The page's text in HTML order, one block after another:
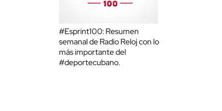
#Esprint100: Resumen
semanal de Radio Reloj con lo
más importante del
#deportecubano.